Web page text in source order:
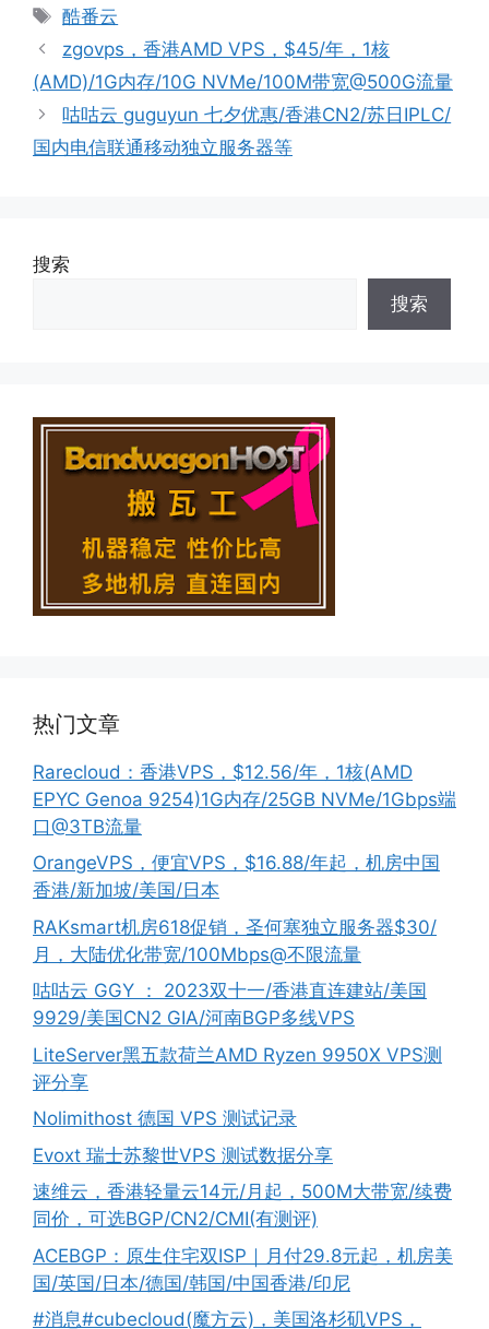
类
标
酷番云
zgovps，香港AMD VPS，$45/年，1核
(AMD)/1G内存/10G NVMe/100M带宽@500G流量
咕咕云 guguyun 七夕优惠/香港CN2/苏日IPLC/
国内电信联通移动独立服务器等
搜索
搜索
热门文章
Rarecloud：香港VPS，$12.56/年，1核(AMD
EPYC Genoa 9254)1G内存/25GB NVMe/1Gbps端
口@3TB流量
OrangeVPS，便宜VPS，$16.88/年起，机房中国
香港/新加坡/美国/日本
RAKsmart机房618促销，圣何塞独立服务器$30/
月，大陆优化带宽/100Mbps@不限流量
咕咕云 GGY ： 2023双十一/香港直连建站/美国
9929/美国CN2 GIA/河南BGP多线VPS
LiteServer黑五款荷兰AMD Ryzen 9950X VPS测
评分享
Nolimithost 德国 VPS 测试记录
Evoxt 瑞士苏黎世VPS 测试数据分享
速维云，香港轻量云14元/月起，500M大带宽/续费
同价，可选BGP/CN2/CMI(有测评)
ACEBGP：原生住宅双ISP｜月付29.8元起，机房美
国/英国/日本/德国/韩国/中国香港/印尼
#消息#cubecloud(魔方云)，美国洛杉矶VPS，